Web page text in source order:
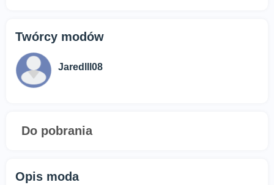
Twórcy modów
Jaredlll08
Do pobrania
Opis moda